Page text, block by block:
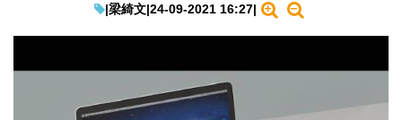
教學評測
EduTech
|梁綺文|24-09-2021 16:27|